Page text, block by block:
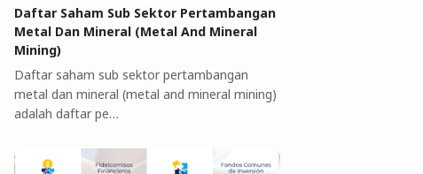
Daftar Saham Sub Sektor Pertambangan
Metal Dan Mineral (Metal And Mineral
Mining)
Daftar saham sub sektor pertambangan
metal dan mineral (metal and mineral mining)
adalah daftar pe…